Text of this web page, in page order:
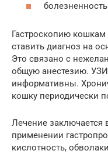
Гастроскопию
ставить диагноз на
Это связано с
общую анестезию.
информативны.
кошку периодически
Лечение заключается
применении
кислотность,